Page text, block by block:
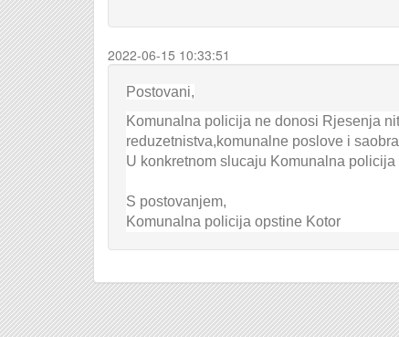
2022-06-15 10:33:51
Postovani,
Komunalna policija ne donosi Rjesenja
reduzetnistva,komunalne poslove i
U konkretnom slucaju Komunalna
S postovanjem,
Komunalna policija opstine Kotor